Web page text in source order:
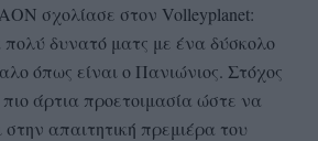
σχολίασε στον Volleyplanet:
πολύ δυνατό ματς με ένα δύσκολο
όπως είναι ο Πανιώνιος. Στόχος
άρτια προετοιμασία ώστε να
στην απαιτητική πρεμιέρα του